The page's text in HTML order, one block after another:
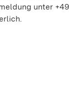
unter